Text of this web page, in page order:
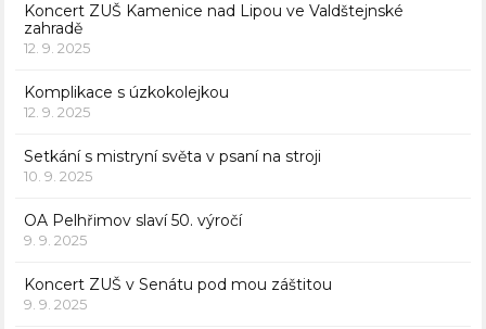
Koncert ZUŠ Kamenice nad Lipou ve Valdštejnské
zahradě
12. 9. 2025
Komplikace s úzkokolejkou
12. 9. 2025
Setkání s mistryní světa v psaní na stroji
10. 9. 2025
OA Pelhřimov slaví 50. výročí
9. 9. 2025
Koncert ZUŠ v Senátu pod mou záštitou
9. 9. 2025